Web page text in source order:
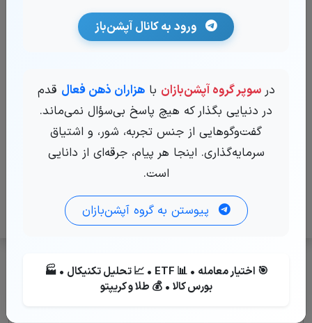
خودرو
شستا
خودرو
فملی
شپنا
ما را در شبکه های اجتماعی دنبال کنید
بله
ورود به کانال آپشن‌باز
درسوپر گروه آپشن‌بازان باهزاران ذهن فعال قدم
در دنیایی بگذار که هیچ پاسخ بی‌سؤال نمی‌ماند.
گفت‌وگوهایی از جنس تجربه، شور، و اشتیاق
سرمایه‌گذاری. اینجا هر پیام، جرقه‌ای از دانایی
است.
پیوستن به گروه آپشن‌بازان
🎯 اختیار معامله • 📊 ETF • 📈 تحلیل تکنیکال • 🏭
بورس کالا • 💰 طلا و کریپتو